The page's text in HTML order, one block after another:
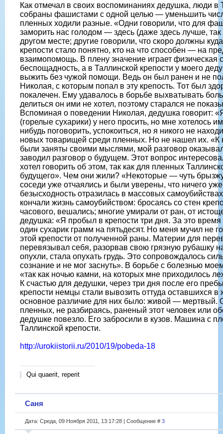
Как отмечал в своих воспоминаниях дедушка, люди в
собраны фашистами с одной целью — уменьшить
пленных ходили разные. «Одни говорили, что для
заморить нас голодом — здесь (даже здесь лучше, так
другом месте; другие говорили, что скоро должны
крепости стало понятно, кто на что способен — на
взаимопомощь. В плену значение играет физическая
беспощадность, а в Таллинской крепости у моего
выжить без чужой помощи. Ведь он был ранен и не
Николая, с которым попал в эту крепость. Тот был
покалечен. Ему удавалось в борьбе выхватывать
делиться он ими не хотел, поэтому старался не
Вспоминая о поведении Николая, дедушка говорит:
(горелые сухарики) у него просить, но мне хотелось
нибудь поговорить, успокоиться, но я никого не
новых товарищей среди пленных. Но не нашел их. «К
были заняты своими мыслями, мой разговор
заводил разговор о будущем. Этот вопрос
хотел говорить об этом, так как для пленных
будущего». Чем они жили? «Некоторые — чуть
соседи уже отчаялись и были уверены, что ничего
безысходность отразилась в массовых
кончали жизнь самоубийством: бросаясь со стен
часового, вешались; многие умирали от ран, от
дедушка: «Я пробыл в крепости три дня. За это
один сухарик грамм на пятьдесят. Но меня мучил не
этой крепости от полученной раны. Материи для
перевязывал себя, разорвав свою грязную рубашку
опухли, стала опухать грудь. Это сопровождалось
сознание и не мог заснуть». В борьбе с болезнью
«так как ночью камни, на которых мне приходилось
К счастью для дедушки, через три дня после его
крепости немцы стали вывозить оттуда оставшихся
основное различие для них было: живой — мертвый.
пленных, не разбираясь, раненый этот человек или
дедушке повезло. Его забросили в кузов. Машина с
Таллинской крепости.
http://urokiistorii.ru/2010/19/pobeda-18
Qui quaerit, reperit
Саня
Дата: Среда, 09 Ноября 2011, 13:17:28 | Сообщение # 3